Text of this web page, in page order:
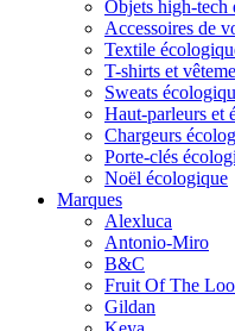
Objets high-tech
Accessoires de
Textile
T-shirts et
Sweats
Haut-parleurs et
Chargeurs
Porte-clés
Noël écologique
Marques
Alexluca
Antonio-Miro
B&C
Fruit Of The
Gildan